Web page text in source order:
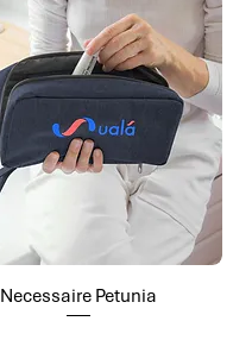
Necessaire Petunia